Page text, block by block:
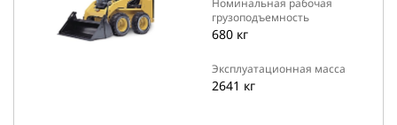
Номинальная рабочая
грузоподъемность
680 кг
Эксплуатационная масса
2641 кг